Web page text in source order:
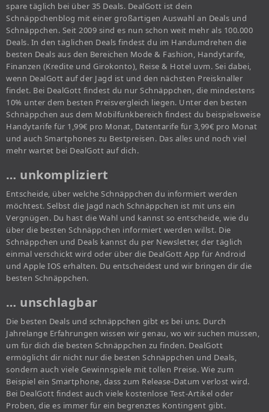
spare täglich bei über 35 Deals. DealGott ist dein
Schnäppchenblog mit einer großartigen Auswahl an Deals und
Schnäppchen. Seit 2009 sind es nun schon weit mehr als 100.000
Deals. In den täglichen Deals findest du im Handumdrehen die
besten Deals aus den Bereichen Mode & Fashion, Handytarife,
Finanzen (Kredite und Girokonto), Reise & Hotel uvm. Sei dabei,
wenn DealGott auf der Jagd ist und den nächsten Preisknaller
findet. Bei DealGott findest du nur Schnäppchen, die mindestens
10% unter dem besten Preisvergleich liegen. Unter den besten
Schnäppchen aus dem Mobilfunkbereich findest du beispielsweise
Handytarife für 1,99€ pro Monat, Datentarife für 3,99€ pro Monat
und auch Smartphones zu Bestpreisen. Das alles und noch viel
mehr wartet bei DealGott auf dich.
… unkompliziert
Entscheide, über welche Schnäppchen du informiert werden
möchtest. Selbst die Jagd nach Schnäppchen ist mit uns ein
Vergnügen. Du hast die Wahl und kannst so entscheide, wie du
über die besten Schnäppchen informiert werden willst. Die
Schnäppchen und Deals kannst du per Newsletter, der täglich
einmal verschickt wird oder über die DealGott App für Android
und Apple IOS erhalten. Du entscheidest und wir bringen dir die
besten Schnäppchen.
… unschlagbar
Die besten Deals und schnäppchen gibt es bei uns. Durch
Jahrelange Erfahrungen wissen wir genau, wo wir suchen müssen,
um für dich die besten Schnäppchen zu finden. DealGott
ermöglicht dir nicht nur die besten Schnäppchen und Deals,
sondern auch viele Gewinnspiele mit tollen Preise. Wie zum
Beispiel ein Smartphone, dass zum Release-Datum verlost wird.
Bei DealGott findest auch viele kostenlose Test-Artikel oder
Proben, die es immer für ein begrenztes Kontingent gibt.